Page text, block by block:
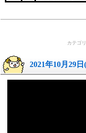
カテゴ
2021年10月29